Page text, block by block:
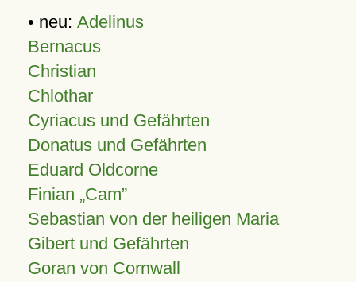
• neu: Adelinus
Bernacus
Christian
Chlothar
Cyriacus und Gefährten
Donatus und Gefährten
Eduard Oldcorne
Finian Cam
Sebastian von der heiligen Maria
Gibert und Gefährten
Goran von Cornwall